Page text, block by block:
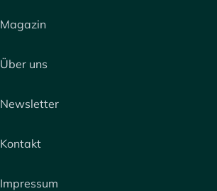
Magazin
Über uns
Newsletter
Kontakt
Impressum